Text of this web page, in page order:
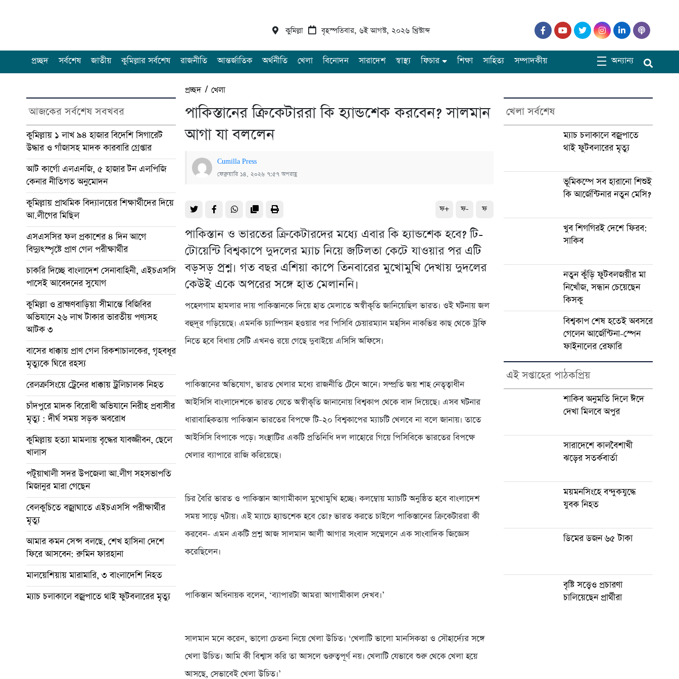
কুমিল্লা বৃহস্পতিবার, ৬ই আগস্ট, ২০২৬ খ্রিস্টাব্দ
প্রচ্ছদ সর্বশেষ জাতীয় কুমিল্লার সর্বশেষ রাজনীতি আন্তর্জাতিক অর্থনীতি খেলা বিনোদন সারাদেশ স্বাস্থ্য ফিচার শিক্ষা সাহিত্য সম্পাদকীয় অন্যান্য
আজকের সর্বশেষ সবখবর
কুমিল্লায় ১ লাখ ৯৪ হাজার বিদেশি সিগারেট
উদ্ধার ও গাঁজাসহ মাদক কারবারি গ্রেপ্তার
আট কার্গো এলএনজি, ৫ হাজার টন এলপিজি
কেনার নীতিগত অনুমোদন
কুমিল্লায় প্রাথমিক বিদ্যালয়ের শিক্ষার্থীদের দিয়ে
আ.লীগের মিছিল
এসএসসির ফল প্রকাশের ৪ দিন আগে
বিদ্যুৎস্পৃষ্টে প্রাণ গেল পরীক্ষার্থীর
চাকরি দিচ্ছে বাংলাদেশ সেনাবাহিনী, এইচএসসি
পাসেই আবেদনের সুযোগ
কুমিল্লা ও ব্রাহ্মণবাড়িয়া সীমান্তে বিজিবির
অভিযানে ২৬ লাখ টাকার ভারতীয় পণ্যসহ
আটক ৩
বাসের ধাক্কায় প্রাণ গেল রিকশাচালকের, গৃহবধূর
মৃত্যুকে ঘিরে রহস্য
রেলক্রসিংয়ে ট্রেনের ধাক্কায় ট্রলিচালক নিহত
চাঁদপুরে মাদক বিরোধী অভিযানে নিরীহ প্রবাসীর
মৃত্যু : দীর্ঘ সময় সড়ক অবরোধ
কুমিল্লায় হত্যা মামলায় বৃদ্ধের যাবজ্জীবন, ছেলে
খালাস
পটুয়াখালী সদর উপজেলা আ.লীগ সহসভাপতি
মিজানুর মারা গেছেন
বেলকুচিতে বজ্রাঘাতে এইচএসসি পরীক্ষার্থীর
মৃত্যু
আমার কমন সেন্স বলছে, শেখ হাসিনা দেশে
ফিরে আসবেন: রুমিন ফারহানা
মালয়েশিয়ায় মারামারি, ৩ বাংলাদেশি নিহত
ম্যাচ চলাকালে বজ্রপাতে থাই ফুটবলারের মৃত্যু
প্রচ্ছদ/খেলা
পাকিস্তানের ক্রিকেটাররা কি হ্যান্ডশেক করবেন? সালমান
আগা যা বললেন
Cumilla Press
ফেব্রুয়ারি ১৪, ২০২৬ ৭:৫৭ অপরাহ্ণ
ফ+ ফ- ফ
পাকিস্তান ও ভারতের ক্রিকেটারদের মধ্যে এবার কি হ্যান্ডশেক হবে? টি-
টোয়েন্টি বিশ্বকাপে দুদলের ম্যাচ নিয়ে জটিলতা কেটে যাওয়ার পর এটি
বড়সড় প্রশ্ন। গত বছর এশিয়া কাপে তিনবারের মুখোমুখি দেখায় দুদলের
কেউই একে অপরের সঙ্গে হাত মেলাননি।
পহেলগাম হামলার দায় পাকিস্তানকে দিয়ে হাত মেলাতে অস্বীকৃতি জানিয়েছিল ভারত। ওই ঘটনায় জল
বহুদূর গড়িয়েছে। এমনকি চ্যাম্পিয়ন হওয়ার পর পিসিবি চেয়ারম্যান মহসিন নাকভির কাছ থেকে ট্রফি
নিতে হবে বিধায় সেটি এখনও রয়ে গেছে দুবাইয়ে এসিসি অফিসে।
পাকিস্তানের অভিযোগ, ভারত খেলার মধ্যে রাজনীতি টেনে আনে। সম্প্রতি জয় শাহ নেতৃত্বাধীন
আইসিসি বাংলাদেশকে ভারত যেতে অস্বীকৃতি জানানোয় বিশ্বকাপ থেকে বাদ দিয়েছে। এসব ঘটনার
ধারাবাহিকতায় পাকিস্তান ভারতের বিপক্ষে টি-২০ বিশ্বকাপের ম্যাচটি খেলবে না বলে জানায়। তাতে
আইসিসি বিপাকে পড়ে। সংস্থাটির একটি প্রতিনিধি দল লাহোরে গিয়ে পিসিবিকে ভারতের বিপক্ষে
খেলার ব্যাপারে রাজি করিয়েছে।
চির বৈরি ভারত ও পাকিস্তান আগামীকাল মুখোমুখি হচ্ছে। কলম্বোয় ম্যাচটি অনুষ্ঠিত হবে বাংলাদেশ
সময় সাড়ে ৭টায়। এই ম্যাচে হ্যান্ডশেক হবে তো? ভারত করতে চাইলে পাকিস্তানের ক্রিকেটাররা কী
করবেন- এমন একটি প্রশ্ন আজ সালমান আলী আগার সংবাদ সম্মেলনে এক সাংবাদিক জিজ্ঞেস
করেছিলেন।
পাকিস্তান অধিনায়ক বলেন, ‘ব্যাপারটা আমরা আগামীকাল দেখব।’
সালমান মনে করেন, ভালো চেতনা নিয়ে খেলা উচিত। ‘খেলাটি ভালো মানসিকতা ও সৌহার্দ্যের সঙ্গে
খেলা উচিত। আমি কী বিশ্বাস করি তা আসলে গুরুত্বপূর্ণ নয়। খেলাটি যেভাবে শুরু থেকে খেলা হয়ে
আসছে, সেভাবেই খেলা উচিত।’
খেলা সর্বশেষ
ম্যাচ চলাকালে বজ্রপাতে
থাই ফুটবলারের মৃত্যু
ভূমিকম্পে সব হারানো শিশুই
কি আর্জেন্টিনার নতুন মেসি?
খুব শিগগিরই দেশে ফিরব:
সাকিব
নতুন কুঁড়ি ফুটবলজয়ীর মা
নিখোঁজ, সন্ধান চেয়েছেন
কিসকু
বিশ্বকাপ শেষ হতেই অবসরে
গেলেন আর্জেন্টিনা-স্পেন
ফাইনালের রেফারি
এই সপ্তাহের পাঠকপ্রিয়
শাকিব অনুমতি দিলে ঈদে
দেখা মিলবে অপুর
সারাদেশে কালবৈশাখী
ঝড়ের সতর্কবার্তা
ময়মনসিংহে বন্দুকযুদ্ধে
যুবক নিহত
ডিমের ডজন ৬৫ টাকা
বৃষ্টি সত্ত্বেও প্রচারণা
চালিয়েছেন প্রার্থীরা